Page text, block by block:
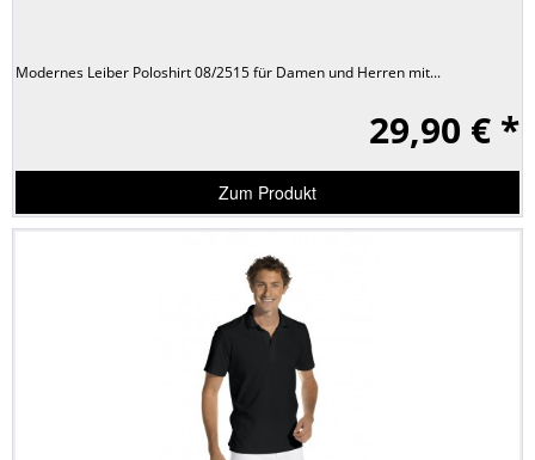
Modernes Leiber Poloshirt 08/2515 für Damen und Herren mit...
29,90 € *
Zum Produkt